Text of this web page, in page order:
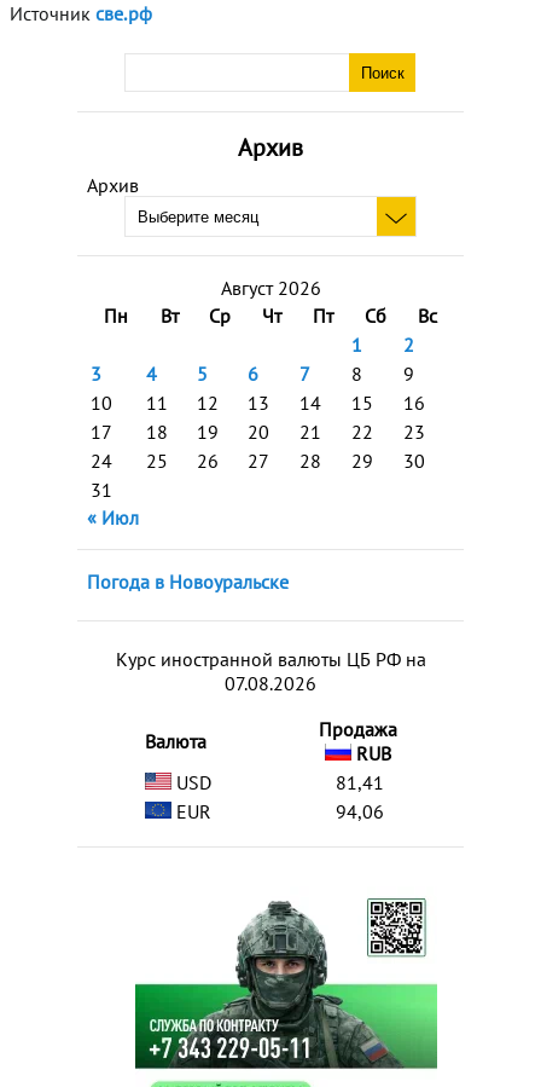
Архив
Архив
Август 2026
Пн
Вт Ср Чт Пт Сб
Вс
1
2
3
4 5 6 7 8
9
10
11 12 13 14 15
16
17
18 19 20 21 22
23
24
25 26 27 28 29
30
31
« Июл
Погода в Новоуральске
Курс иностранной валюты ЦБ РФ на
07.08.2026
Валюта
Продажа
RUB
USD
81,41
EUR
94,06
Источник све.рф